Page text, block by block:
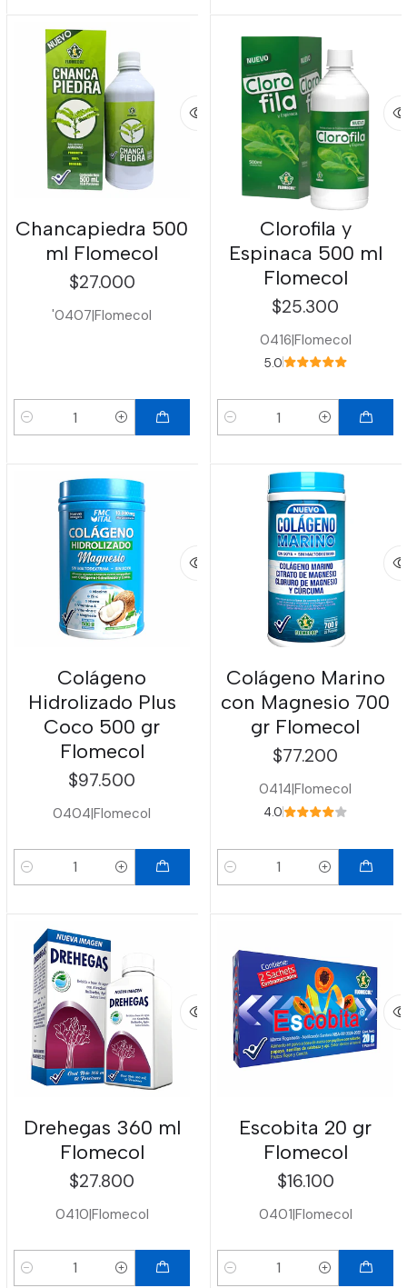
Chancapiedra 500
ml Flomecol
$27.000
'0407|Flomecol
Cantidad
Clorofila y
Espinaca 500 ml
Flomecol
$25.300
0416|Flomecol
5.0
Cantidad
Colágeno
Hidrolizado Plus
Coco 500 gr
Flomecol
$97.500
0404|Flomecol
Cantidad
Colágeno Marino
con Magnesio 700
gr Flomecol
$77.200
0414|Flomecol
4.0
Cantidad
Drehegas 360 ml
Flomecol
$27.800
0410|Flomecol
Cantidad
Escobita 20 gr
Flomecol
$16.100
0401|Flomecol
Cantidad